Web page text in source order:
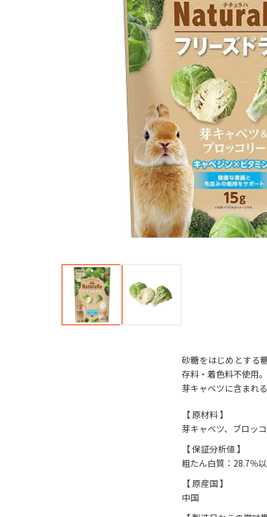
砂糖をはじめとする
存料・着色料不使用。
芽キャベツに含まれ
【 原材料 】
芽キャベツ、ブロッ
【 保証分析値 】
粗たん白質：28.7％
【 原産国 】
中国